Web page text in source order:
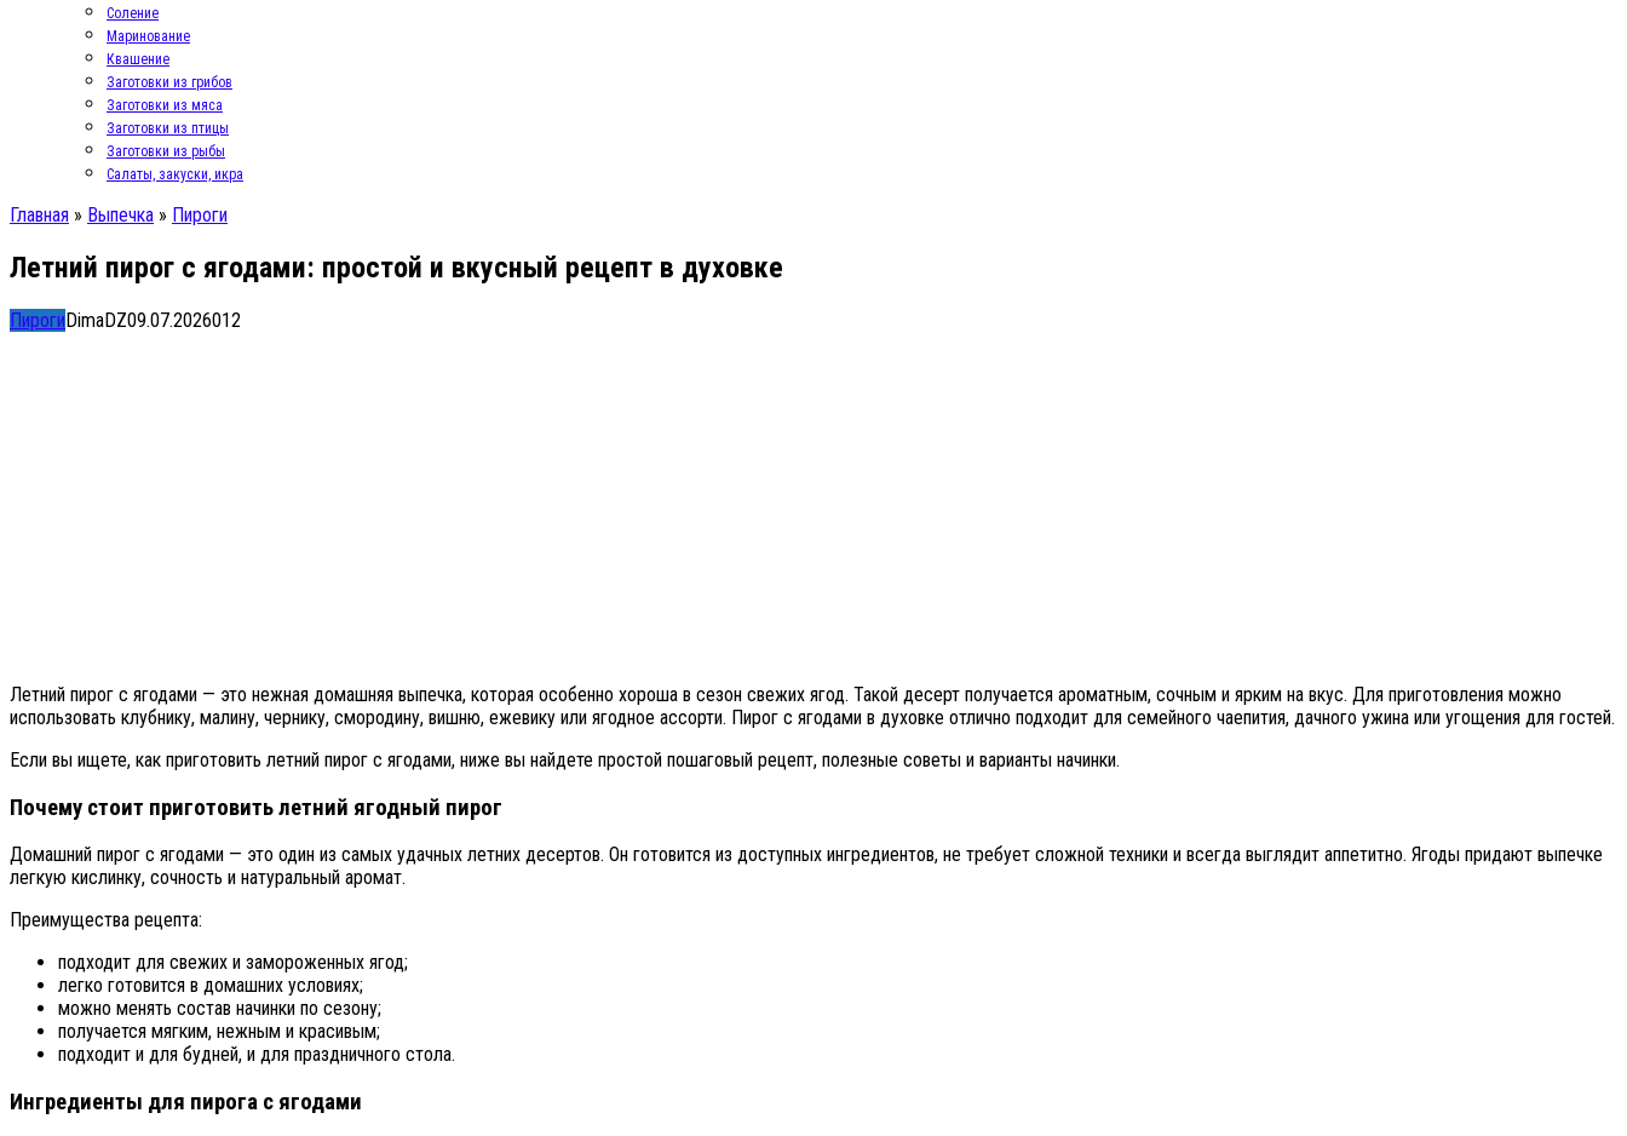
Соление
Маринование
Квашение
Заготовки из грибов
Заготовки из мяса
Заготовки из птицы
Заготовки из рыбы
Салаты, закуски, икра
Главная » Выпечка » Пироги
Летний пирог с ягодами: простой и вкусный рецепт в духовке
ПирогиDimaDZ09.07.2026012
Летний пирог с ягодами — это нежная домашняя выпечка, которая особенно хороша в сезон свежих ягод. Такой десерт получается ароматным, сочным и ярким на вкус. Для приготовления можно
использовать клубнику, малину, чернику, смородину, вишню, ежевику или ягодное ассорти. Пирог с ягодами в духовке отлично подходит для семейного чаепития, дачного ужина или угощения для гостей.
Если вы ищете, как приготовить летний пирог с ягодами, ниже вы найдете простой пошаговый рецепт, полезные советы и варианты начинки.
Почему стоит приготовить летний ягодный пирог
Домашний пирог с ягодами — это один из самых удачных летних десертов. Он готовится из доступных ингредиентов, не требует сложной техники и всегда выглядит аппетитно. Ягоды придают выпечке
легкую кислинку, сочность и натуральный аромат.
Преимущества рецепта:
подходит для свежих и замороженных ягод;
легко готовится в домашних условиях;
можно менять состав начинки по сезону;
получается мягким, нежным и красивым;
подходит и для будней, и для праздничного стола.
Ингредиенты для пирога с ягодами